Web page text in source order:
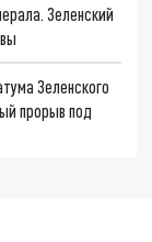
Зеленский
Зеленского
прорыв под